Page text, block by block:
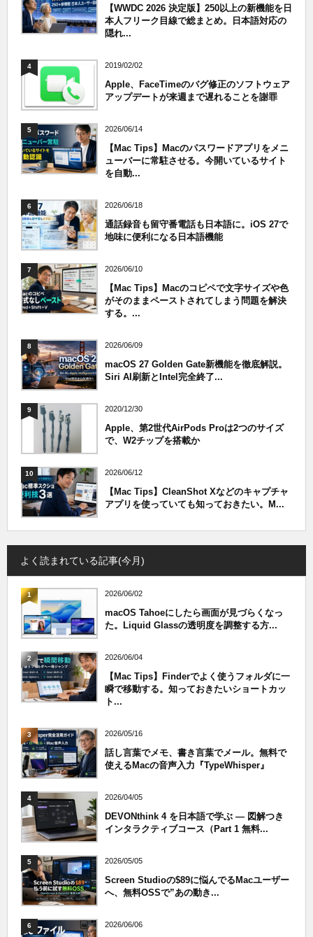
【WWDC 2026 決定版】250以上の新機能を日
本人フリーク目線で総まとめ。日本語対応の
隠れ...
4 2019/02/02
Apple、FaceTimeのバグ修正のソフトウェア
アップデートが来週まで遅れることを謝罪
5 2026/06/14
【Mac Tips】Macのパスワードアプリをメニ
ューバーに常駐させる。今開いているサイト
を自動...
6 2026/06/18
通話録音も留守番電話も日本語に。iOS 27で
地味に便利になる日本語機能
7 2026/06/10
【Mac Tips】Macのコピペで文字サイズや色
がそのままペーストされてしまう問題を解決
する。...
8 2026/06/09
macOS 27 Golden Gate新機能を徹底解説。
Siri AI刷新とIntel完全終了...
9 2020/12/30
Apple、第2世代AirPods Proは2つのサイズ
で、W2チップを搭載か
10 2026/06/12
【Mac Tips】CleanShot Xなどのキャプチャ
アプリを使っていても知っておきたい。M...
よく読まれている記事(今月)
1 2026/06/02
macOS Tahoeにしたら画面が見づらくなっ
た。Liquid Glassの透明度を調整する方...
2 2026/06/04
【Mac Tips】Finderでよく使うフォルダに一
瞬で移動する。知っておきたいショートカッ
ト...
3 2026/05/16
話し言葉でメモ、書き言葉でメール。無料で
使えるMacの音声入力『TypeWhisper』
4 2026/04/05
DEVONthink 4 を日本語で学ぶ — 図解つき
インタラクティブコース（Part 1 無料...
5 2026/05/05
Screen Studioの$89に悩んでるMacユーザー
へ、無料OSSで”あの動き...
6 2026/06/06